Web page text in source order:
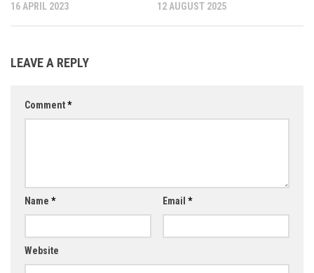
16 APRIL 2023 12 AUGUST 2025
LEAVE A REPLY
Comment*
Name * Email *
Website